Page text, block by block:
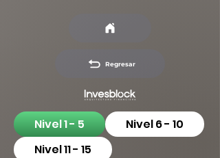
Regresar
Nivel 1 - 5
Nivel 6 - 10
Nivel 11 - 15